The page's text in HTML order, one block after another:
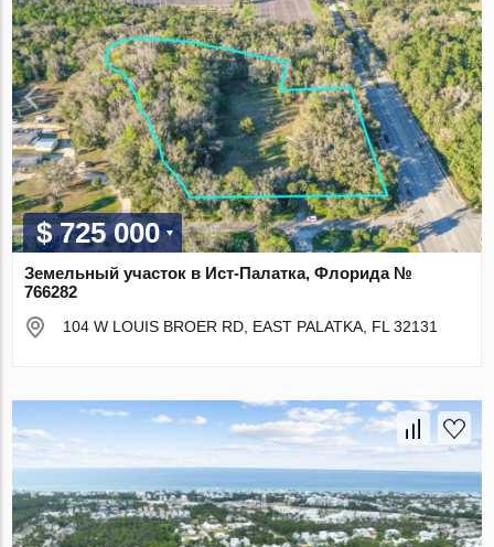
$ 725 000
Земельный участок в Ист-Палатка, Флорида №
766282
104 W LOUIS BROER RD, EAST PALATKA, FL 32131